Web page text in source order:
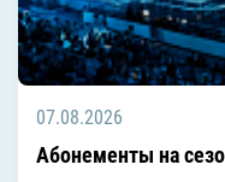
07.08.2026
Абонементы на